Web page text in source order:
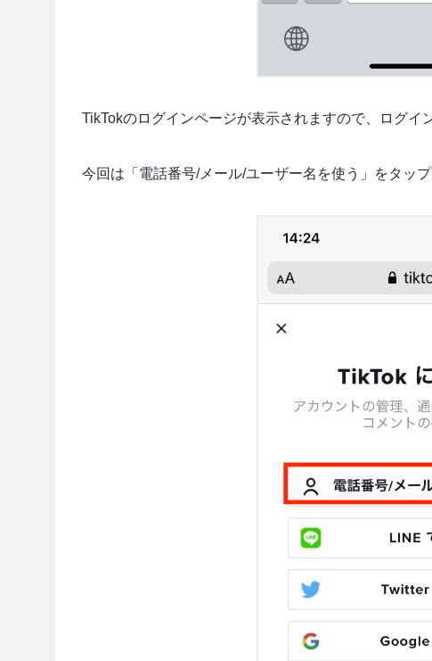
TikTokのログインページが表示されますので、ログイ
今回は「電話番号/メール/ユーザー名を使う」をタップ